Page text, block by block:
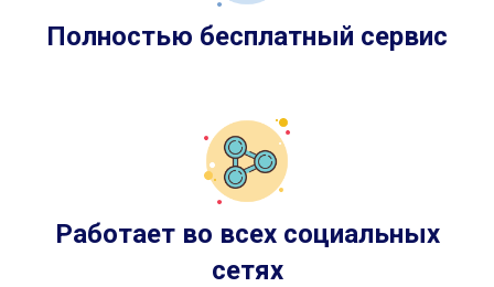
Полностью бесплатный сервис
Работает во всех социальных
сетях